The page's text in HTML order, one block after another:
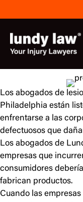
to
content
Los abogados de
Philadelphia están
enfrentarse a las
defectuosos que
Los abogados de
empresas que
consumidores
fabrican productos.
Cuando las